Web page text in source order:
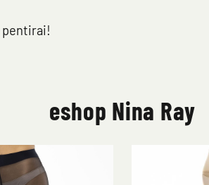
eshop Nina Ray